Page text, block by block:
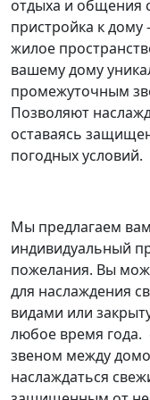
отдыха и общения
пристройка к
жилое
вашему дому
промежуточным
Позволяют
оставаясь
погодных условий.
Мы предлагаем
индивидуальный
пожелания. Вы
для наслаждения
видами или
любое время года.
звеном между
наслаждаться